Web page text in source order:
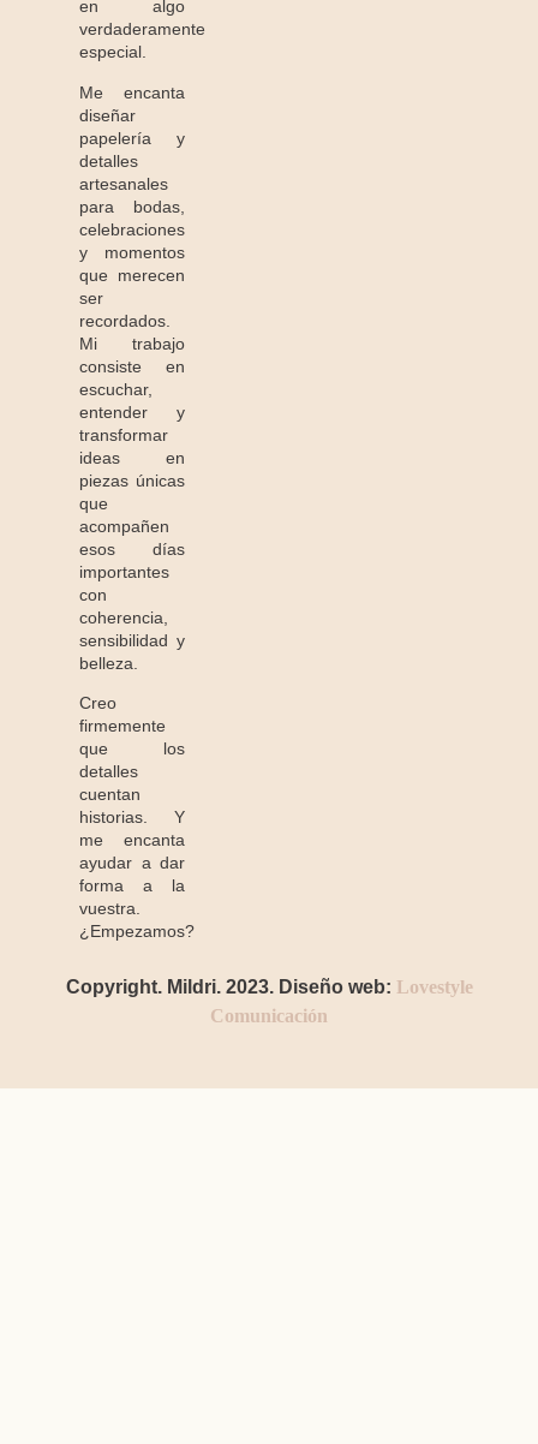
en algo
verdaderamente
especial.
Me encanta
diseñar
papelería y
detalles
artesanales
para bodas,
celebraciones
y momentos
que merecen
ser
recordados.
Mi trabajo
consiste en
escuchar,
entender y
transformar
ideas en
piezas únicas
que
acompañen
esos días
importantes
con
coherencia,
sensibilidad y
belleza.
Creo
firmemente
que los
detalles
cuentan
historias. Y
me encanta
ayudar a dar
forma a la
vuestra.
¿Empezamos?
Copyright. Mildri. 2023. Diseño web: Lovestyle
Comunicación